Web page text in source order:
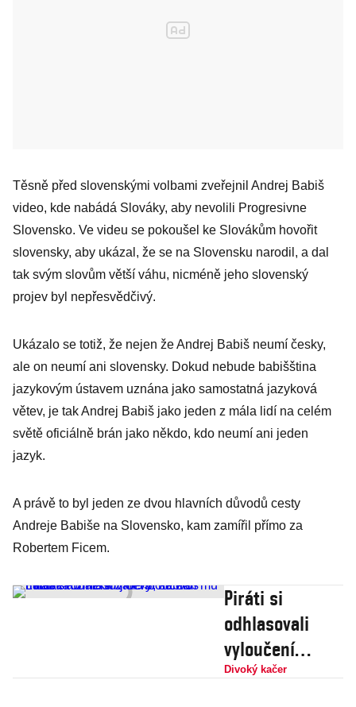
Těsně před slovenskými volbami zveřejnil Andrej Babiš
video, kde nabádá Slováky, aby nevolili Progresivne
Slovensko. Ve videu se pokoušel ke Slovákům hovořit
slovensky, aby ukázal, že se na Slovensku narodil, a dal
tak svým slovům větší váhu, nicméně jeho slovenský
projev byl nepřesvědčivý.
Ukázalo se totiž, že nejen že Andrej Babiš neumí česky,
ale on neumí ani slovensky. Dokud nebude babišština
jazykovým ústavem uznána jako samostatná jazyková
větev, je tak Andrej Babiš jako jeden z mála lidí na celém
světě oficiálně brán jako někdo, kdo neumí ani jeden
jazyk.
A právě to byl jeden ze dvou hlavních důvodů cesty
Andreje Babiše na Slovensko, kam zamířil přímo za
Robertem Ficem.
Piráti si
odhlasovali
vyloučení
ministra Blažka
Divoký kačer